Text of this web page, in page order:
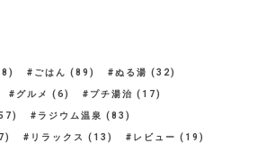
ごはん (89) ぬる湯 (32)
グルメ (6) プチ湯治 (17)
ラジウム温泉 (83)
リラックス (13) レビュー (19)